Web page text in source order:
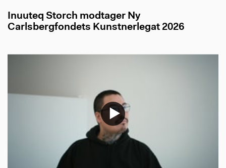
Inuuteq Storch modtager Ny
Carlsbergfondets Kunstnerlegat 2026